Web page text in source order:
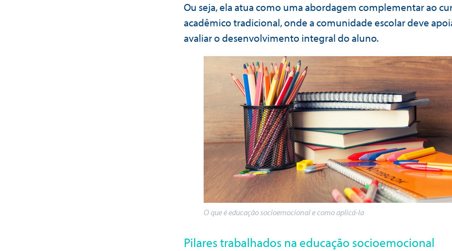
Ou seja, ela atua como uma abordagem complementar ao
acadêmico tradicional, onde a comunidade escolar deve
avaliar o desenvolvimento integral do aluno.
O que é educação socioemocional e como aplicá-la
Pilares trabalhados na educação socioemocional